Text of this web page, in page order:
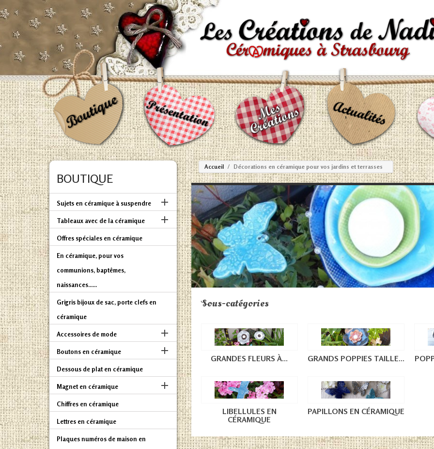
Accueil Décorations en céramique pour vos jardins et terrasses
BOUTIQUE
Sujets en céramique à suspendre 
Tableaux avec de la céramique 
Offres spéciales en céramique
En céramique, pour vos
communions, baptêmes,
naissances......
Grigris bijoux de sac, porte clefs en
céramique
Accessoires de mode 
Boutons en céramique 
Dessous de plat en céramique
Magnet en céramique 
Chiffres en céramique
Lettres en céramique
Plaques numéros de maison en
Sous-catégories
GRANDES FLEURS À... GRANDS POPPIES TAILLE...
LIBELLULES EN
CÉRAMIQUE
PAPILLONS EN CÉRAMIQUE